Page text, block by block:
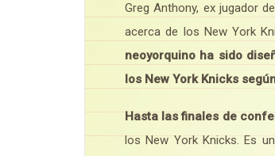
Greg Anthony, ex jugador
acerca de los New York
neoyorquino ha sido
los New York Knicks
Hasta las finales de
los New York Knicks. Es